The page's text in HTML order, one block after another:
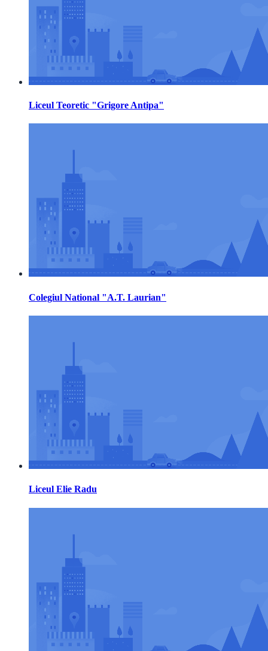
Liceul Teoretic "Grigore Antipa"
Colegiul National "A.T. Laurian"
Liceul Elie Radu